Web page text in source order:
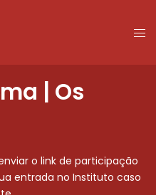
| Os
o link de participação
entrada no Instituto caso